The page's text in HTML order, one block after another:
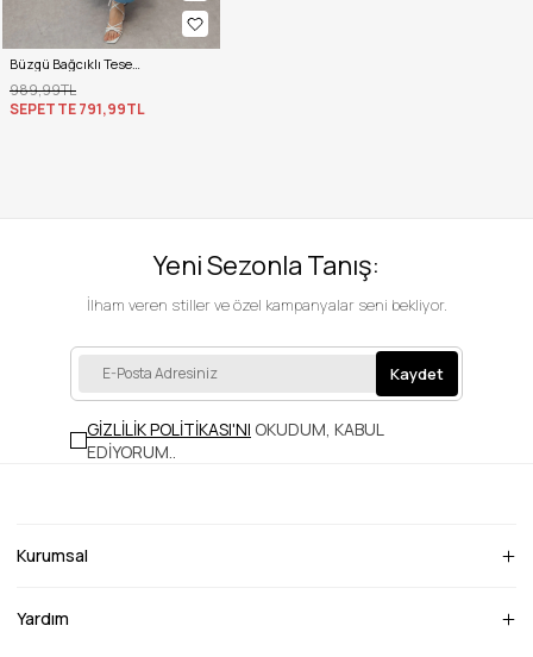
Büzgü Bağcıklı Tesettür Elbise 2319 - İNDİGO
989,99TL
SEPETTE791,99TL
Yeni Sezonla Tanış:
İlham veren stiller ve özel kampanyalar seni bekliyor.
Kaydet
GİZLİLİK POLİTİKASI'NI OKUDUM, KABUL
EDİYORUM..
Kurumsal
Yardım